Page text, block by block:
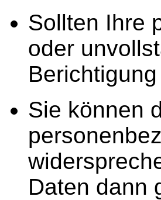
Sollten Ihre
oder
Sie können
Daten dann